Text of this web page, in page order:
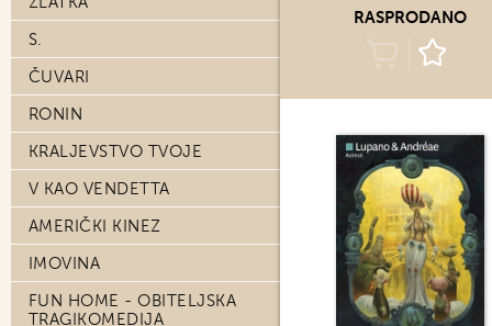
S.
ČUVARI
RONIN
KRALJEVSTVO TVOJE
V KAO VENDETTA
AMERIČKI KINEZ
IMOVINA
FUN HOME - OBITELJSKA
TRAGIKOMEDIJA
RASPRODANO